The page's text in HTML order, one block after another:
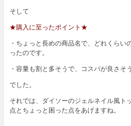
そして
★購入に至ったポイント★
・ちょっと長めの商品名で、どれくらい
ったのです。
・容量も割と多そうで、コスパが良さそ
でした。
それでは、ダイソーのジェルネイル風ト
点とちょっと困った点をあげますね。